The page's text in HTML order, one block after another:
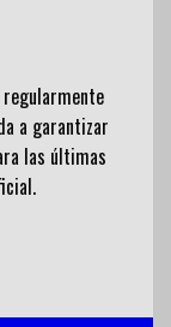
a garantizar
las últimas